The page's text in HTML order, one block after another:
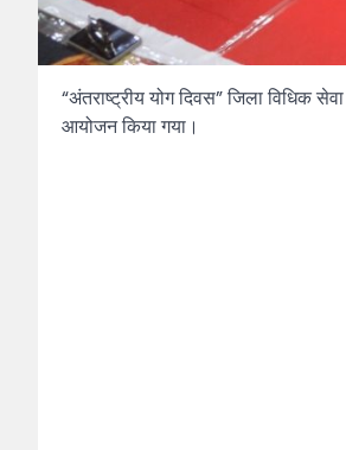
“अंतराष्ट्रीय योग दिवस” जिला विधिक
आयोजन किया गया।